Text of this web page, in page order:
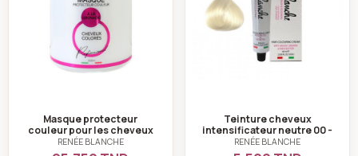
Masque protecteur
couleur pour les cheveux
colorés 900 ml-renée
blanche
RENÉE BLANCHE
Teinture cheveux
intensificateur neutre 00 -
Renée blanche
RENÉE BLANCHE